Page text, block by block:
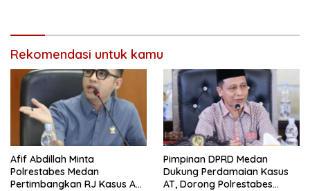
Rekomendasi untuk kamu
Afif Abdillah Minta
Polrestabes Medan
Pertimbangkan RJ Kasus AT
Pimpinan DPRD Medan
Dukung Perdamaian Kasus
AT, Dorong Polrestabes